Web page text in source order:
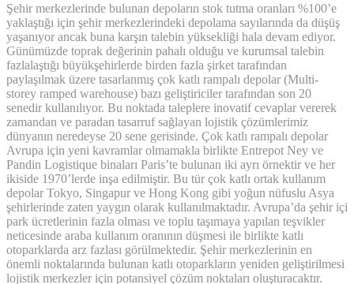
Şehir merkezlerinde bulunan depoların stok tutma oranları %100’e
yaklaştığı için şehir merkezlerindeki depolama sayılarında da düşüş
yaşanıyor ancak buna karşın talebin yüksekliği hala devam ediyor.
Günümüzde toprak değerinin pahalı olduğu ve kurumsal talebin
fazlalaştığı büyükşehirlerde birden fazla şirket tarafından
paylaşılmak üzere tasarlanmış çok katlı rampalı depolar (Multi-
storey ramped warehouse) bazı geliştiriciler tarafından son 20
senedir kullanılıyor. Bu noktada taleplere inovatif cevaplar vererek
zamandan ve paradan tasarruf sağlayan lojistik çözümlerimiz
dünyanın neredeyse 20 sene gerisinde. Çok katlı rampalı depolar
Avrupa için yeni kavramlar olmamakla birlikte Entrepot Ney ve
Pandin Logistique binaları Paris’te bulunan iki ayrı örnektir ve her
ikiside 1970’lerde inşa edilmiştir. Bu tür çok katlı ortak kullanım
depolar Tokyo, Singapur ve Hong Kong gibi yoğun nüfuslu Asya
şehirlerinde zaten yaygın olarak kullanılmaktadır. Avrupa’da şehir içi
park ücretlerinin fazla olması ve toplu taşımaya yapılan teşvikler
neticesinde araba kullanım oranının düşmesi ile birlikte katlı
otoparklarda arz fazlası görülmektedir. Şehir merkezlerinin en
önemli noktalarında bulunan katlı otoparkların yeniden geliştirilmesi
lojistik merkezler için potansiyel çözüm noktaları oluşturacaktır.